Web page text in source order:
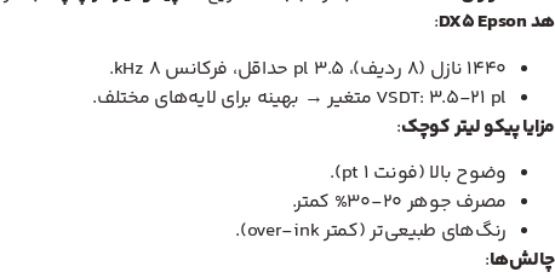
هد DX5 Epson
:
۱۴۴۰ نازل (۸ ردیف)، ۳.۵ pl حداقل، فرکانس ۸ kHz.
VSDT: ۳.۵-۲۱ pl متغیر → بهینه برای لایه‌های مختلف.
مزایا پیکو لیتر کوچک:
وضوح بالا (فونت ۱ pt).
مصرف جوهر ۲۰-۳۰% کمتر.
رنگ‌های طبیعی‌تر (کمتر over-ink).
چالش‌ها: